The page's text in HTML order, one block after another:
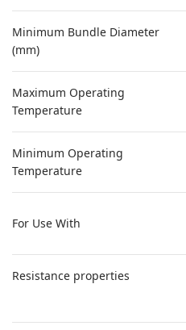
Minimum Bundle Diameter
(mm)
Maximum Operating
Temperature
Minimum Operating
Temperature
For Use With
Resistance properties